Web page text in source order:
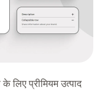
लिए प्रीमियम उत्पाद